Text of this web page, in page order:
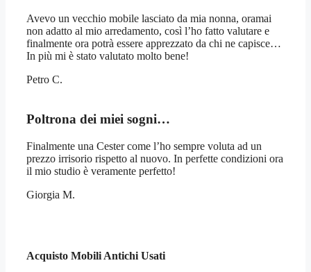
Avevo un vecchio mobile lasciato da mia nonna, oramai
non adatto al mio arredamento, così l’ho fatto valutare e
finalmente ora potrà essere apprezzato da chi ne capisce…
In più mi è stato valutato molto bene!
Petro C.
Poltrona dei miei sogni…
Finalmente una Cester come l’ho sempre voluta ad un
prezzo irrisorio rispetto al nuovo. In perfette condizioni ora
il mio studio è veramente perfetto!
Giorgia M.
Acquisto Mobili Antichi Usati